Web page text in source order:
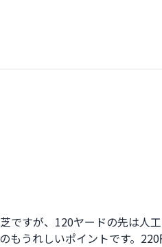
ですが、120ヤードの先は人
もうれしいポイントです。220